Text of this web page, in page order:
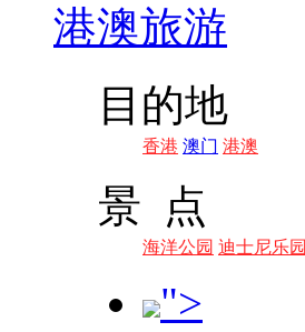
港澳旅游
目的地
香港 澳门 港澳
景 点
海洋公园 迪士尼乐园
">